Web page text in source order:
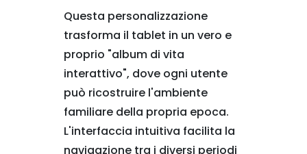
Questa personalizzazione
trasforma il tablet in un vero e
proprio "album di vita
interattivo", dove ogni utente
può ricostruire l'ambiente
familiare della propria epoca.
L'interfaccia intuitiva facilita la
navigazione tra i diversi periodi